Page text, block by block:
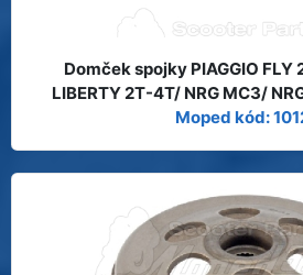
Domček spojky PIAGGIO FLY
LIBERTY 2T-4T/ NRG MC3/
Moped kód: